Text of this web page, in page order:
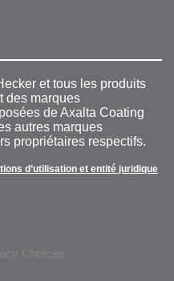
et tous les produits
des marques
de Axalta Coating
autres marques
propriétaires respectifs.
d’utilisation et entité juridique
Choices